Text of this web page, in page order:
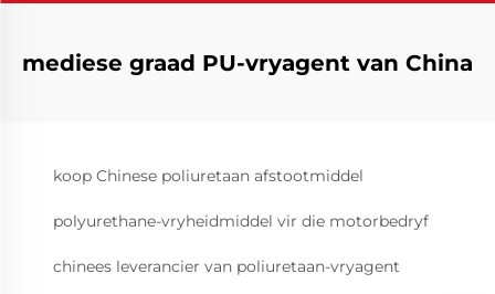
mediese graad PU-vryagent van China
koop Chinese poliuretaan afstootmiddel
polyurethane-vryheidmiddel vir die motorbedryf
chinees leverancier van poliuretaan-vryagent